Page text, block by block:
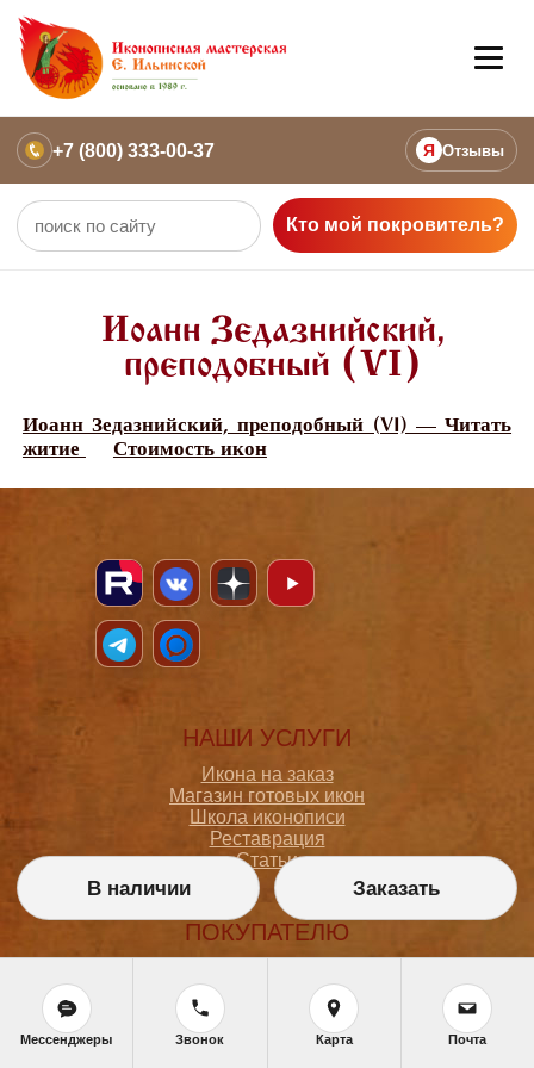
+7 (800) 333-00-37 Я Отзывы
Кто мой покровитель?
Иоанн Зедазнийский,
преподобный (VI)
Иоанн Зедазнийский, преподобный (VI) — Читать
житие
Стоимость икон
НАШИ УСЛУГИ
Икона на заказ
Магазин готовых икон
Школа иконописи
Реставрация
Статьи
ПОКУПАТЕЛЮ
Как сделать заказ
Доставка и оплата
Политика конфиденциальности
В наличии Заказать
Мессенджеры Звонок Карта Почта